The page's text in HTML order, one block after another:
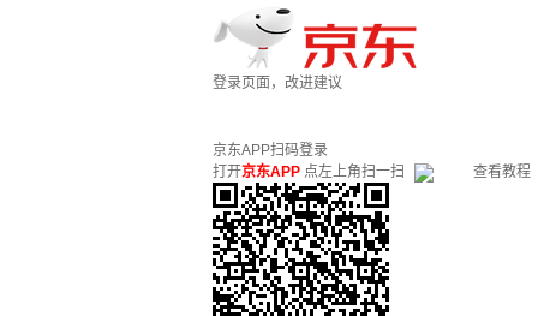
登录页面，改进建议
京东APP扫码登录
打开京东APP 点左上角扫一扫 查看教程